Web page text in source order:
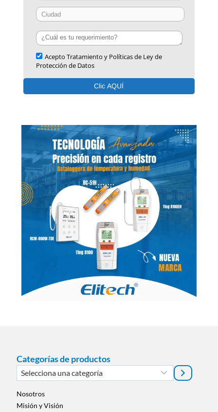
Categorías de productos
Selecciona
una
categoría
Nosotros
Misión y Visión